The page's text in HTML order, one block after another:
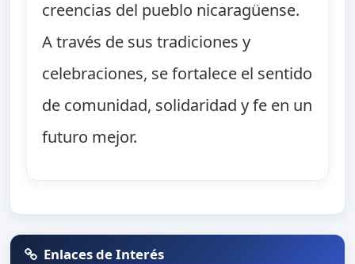
creencias del pueblo nicaragüense.
A través de sus tradiciones y
celebraciones, se fortalece el sentido
de comunidad, solidaridad y fe en un
futuro mejor.
Enlaces de Interés